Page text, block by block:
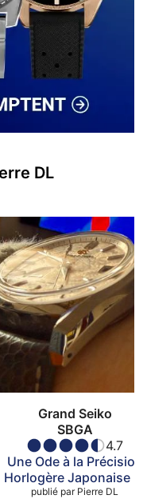
DL
Grand Seiko
SBGA
4.7
Une Ode à la Précision
Horlogère Japonaise et
au Printemps
publié par Pierre DL